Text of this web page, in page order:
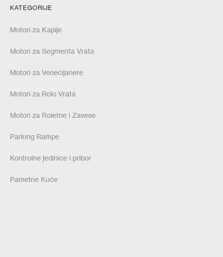
KATEGORIJE
Motori za Kapije
Motori za Segmenta Vrata
Motori za Venecijanere
Motori za Rolo Vrata
Motori za Roletne i Zavese
Parking Rampe
Kontrolne jedinice i pribor
Pametne Kuće